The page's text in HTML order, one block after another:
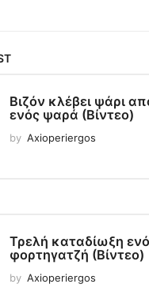
Βιζόν κλέβει ψάρι
ενός ψαρά (Βίντεο)
by Axioperiergos
Τρελή καταδίωξη
φορτηγατζή (Βίντεο)
by Axioperiergos